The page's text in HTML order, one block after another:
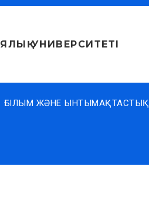
УНИВЕРСИТЕТІ
ҒЫЛЫМ ЖӘНЕ ЫНТЫМАҚТАСТЫҚ